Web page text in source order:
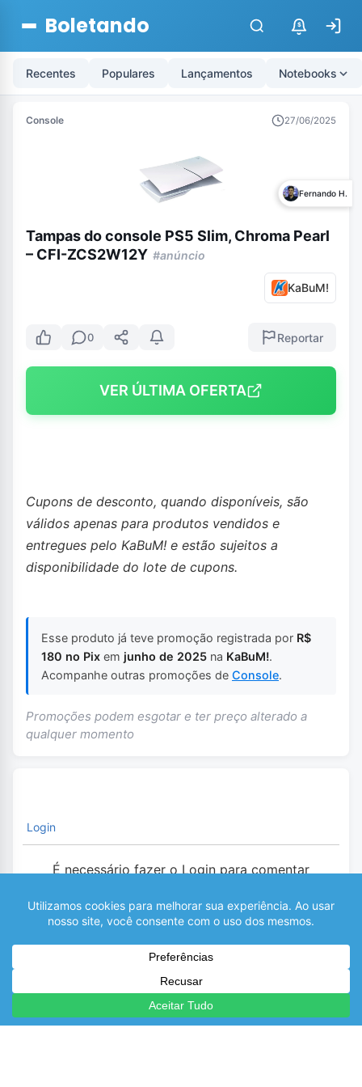
Boletando $
Recentes Populares Lançamentos Notebooks
Console 27/06/2025
Fernando H.
Tampas do console PS5 Slim, Chroma Pearl
– CFI-ZCS2W12Y #anúncio
KaBuM!
0 Reportar
VER ÚLTIMA OFERTA
Cupons de desconto, quando disponíveis, são
válidos apenas para produtos vendidos e
entregues pelo KaBuM! e estão sujeitos a
disponibilidade do lote de cupons.
Esse produto já teve promoção registrada por R$
180 no Pix em junho de 2025 na KaBuM!.
Acompanhe outras promoções de Console.
Promoções podem esgotar e ter preço alterado a
qualquer momento
Login
É necessário fazer o Login para comentar
0 COMENTÁRIOS